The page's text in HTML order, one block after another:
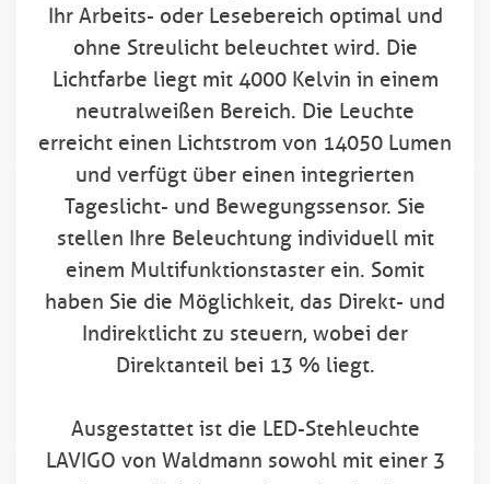
Ihr Arbeits- oder Lesebereich optimal und
ohne Streulicht beleuchtet wird. Die
Lichtfarbe liegt mit 4000 Kelvin in einem
neutralweißen Bereich. Die Leuchte
erreicht einen Lichtstrom von 14050 Lumen
und verfügt über einen integrierten
Tageslicht- und Bewegungssensor. Sie
stellen Ihre Beleuchtung individuell mit
einem Multifunktionstaster ein. Somit
haben Sie die Möglichkeit, das Direkt- und
Indirektlicht zu steuern, wobei der
Direktanteil bei 13 % liegt.
Ausgestattet ist die LED-Stehleuchte
LAVIGO von Waldmann sowohl mit einer 3